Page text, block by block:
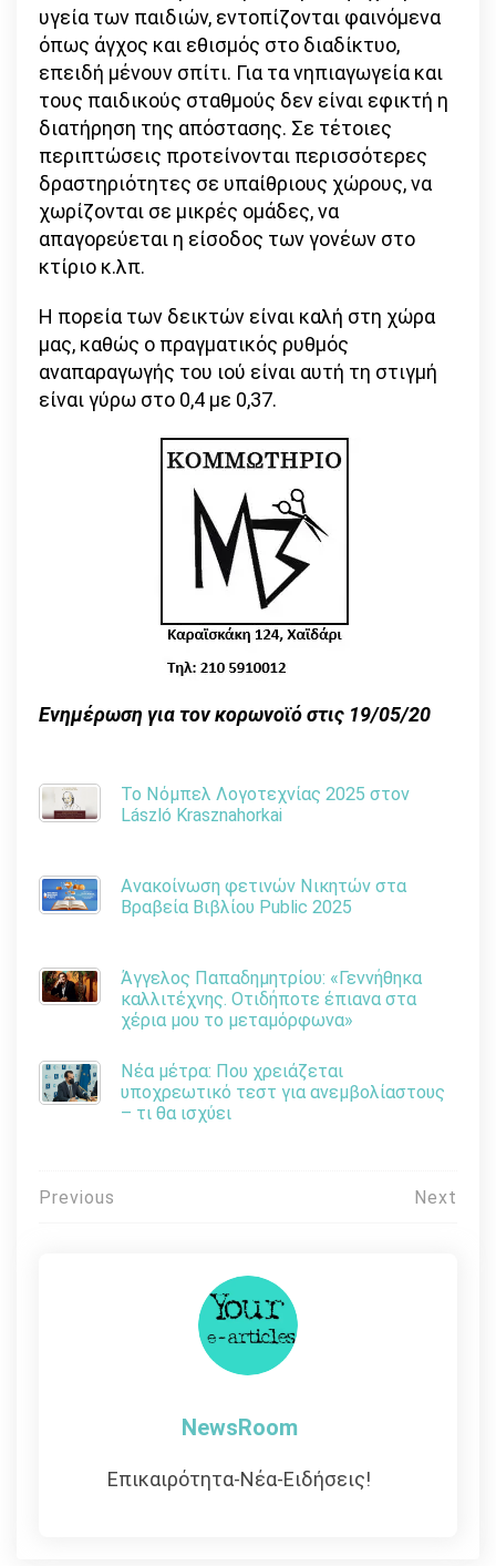
υγεία των παιδιών, εντοπίζονται φαινόμενα
όπως άγχος και εθισμός στο διαδίκτυο,
επειδή μένουν σπίτι. Για τα νηπιαγωγεία και
τους παιδικούς σταθμούς δεν είναι εφικτή η
διατήρηση της απόστασης. Σε τέτοιες
περιπτώσεις προτείνονται περισσότερες
δραστηριότητες σε υπαίθριους χώρους, να
χωρίζονται σε μικρές ομάδες, να
απαγορεύεται η είσοδος των γονέων στο
κτίριο κ.λπ.
Η πορεία των δεικτών είναι καλή στη χώρα
μας, καθώς ο πραγματικός ρυθμός
αναπαραγωγής του ιού είναι αυτή τη στιγμή
είναι γύρω στο 0,4 με 0,37.
Ενημέρωση για τον κορωνοϊό στις 19/05/20
Το Νόμπελ Λογοτεχνίας 2025 στον
László Krasznahorkai
Ανακοίνωση φετινών Νικητών στα
Βραβεία Βιβλίου Public 2025
Άγγελος Παπαδημητρίου: «Γεννήθηκα
καλλιτέχνης. Οτιδήποτε έπιανα στα
χέρια μου το μεταμόρφωνα»
Νέα μέτρα: Που χρειάζεται
υποχρεωτικό τεστ για ανεμβολίαστους
– τι θα ισχύει
Πλοήγηση
Previous Next
NewsRoom
Επικαιρότητα-Νέα-Ειδήσεις!